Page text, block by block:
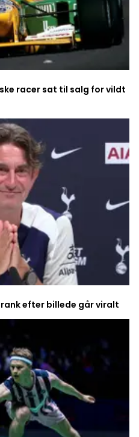
racer sat til salg for vildt
efter billede går viralt